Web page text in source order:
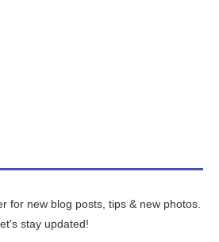
for new blog posts, tips & new photos.
stay updated!